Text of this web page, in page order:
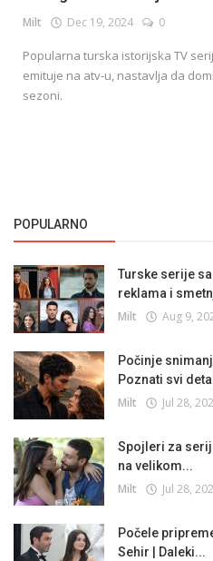
English
Milt Dec 19, 2024 0
Popularna turska istorijska TV
emituje na atv-u, nastavlja da
sezoni.
POPULARNO
Turske serije
reklama i
Milt Aug 9,
Počinje
Poznati svi
Milt Jul 28,
Spojleri za
na velikom...
Milt Jul 28,
Počele
Sehir | Daleki...